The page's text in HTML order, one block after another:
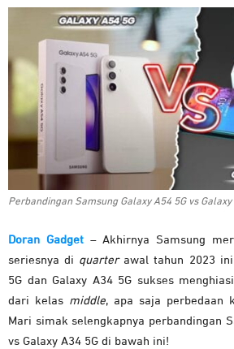
Perbandingan Samsung Galaxy A54 5G vs Galaxy
Doran Gadget– Akhirnya Samsung
seriesnya di quarterawal tahun 2023
5G dan Galaxy A34 5G sukses
dari kelas middle, apa saja perbedaan
Mari simak selengkapnya perbandingan
vs Galaxy A34 5G di bawah ini!